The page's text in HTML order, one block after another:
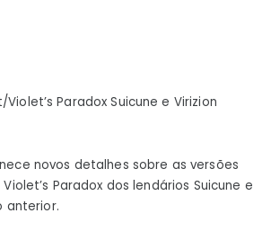
detalhes
Paradox Suicune e Virizion
novos detalhes sobre as versões
Paradox dos lendários Suicune e
anterior.